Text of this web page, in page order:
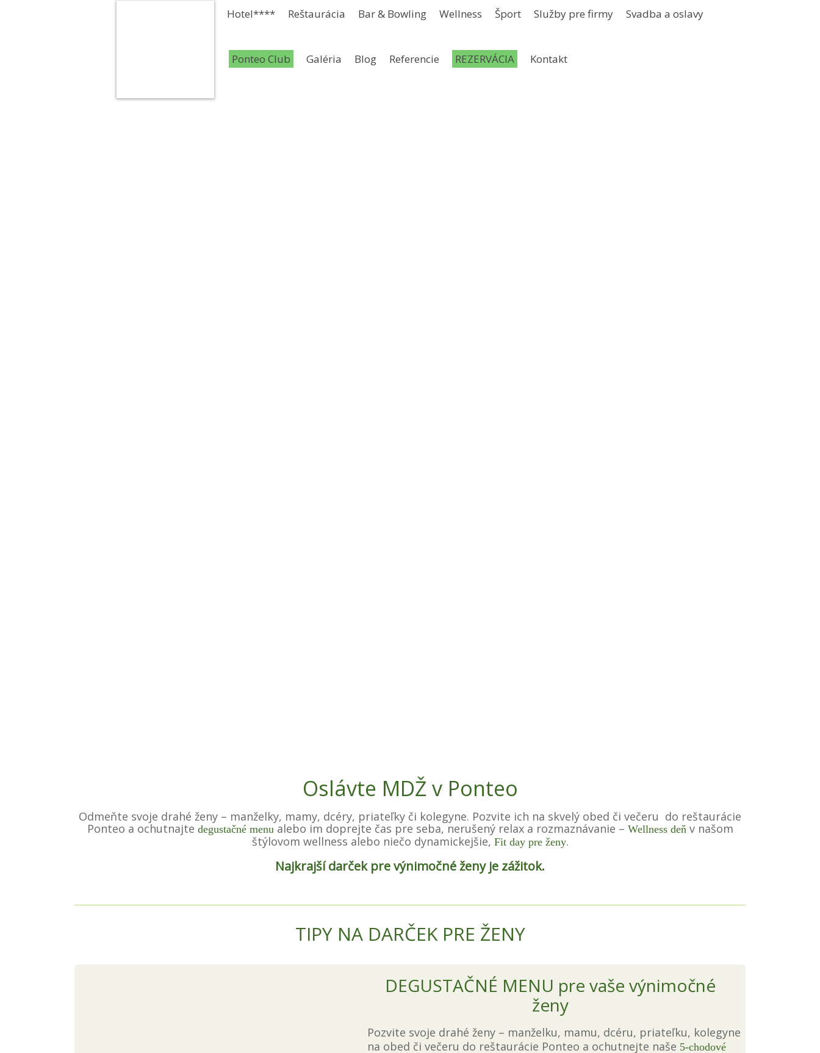
Hotel**** Reštaurácia Bar & Bowling Wellness Šport Služby pre firmy Svadba a oslavy
Ponteo Club Galéria Blog Referencie REZERVÁCIA Kontakt
Oslávte MDŽ v Ponteo
Odmeňte svoje drahé ženy – manželky, mamy, dcéry, priateľky či kolegyne. Pozvite ich na skvelý obed či večeru do reštaurácie
Ponteo a ochutnajte degustačné menualebo im doprejte čas pre seba, nerušený relax a rozmaznávanie – Wellness deňv našom
štýlovom wellness alebo niečo dynamickejšie, Fit day pre ženy.
Najkrajší darček pre výnimočné ženy je zážitok.
TIPY NA DARČEK PRE ŽENY
DEGUSTAČNÉ MENU pre vaše výnimočné
ženy
Pozvite svoje drahé ženy – manželku, mamu, dcéru, priateľku, kolegyne
na obed či večeru do reštaurácie Ponteo a ochutnejte naše 5-chodové